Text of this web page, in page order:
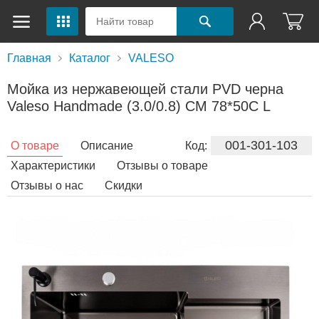
Главная Каталог VALESO
Мойка из нержавеющей стали PVD черна
Valeso Handmade (3.0/0.8) CM 78*50C L
Код: 001-301-103
О товаре
Описание
Характеристики
Отзывы о товаре
Отзывы о нас
Скидки